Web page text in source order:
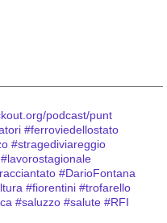
podcast/punt
#ferroviedellostato
#stragediviareggio
#lavorostagionale
#DarioFontana
#fiorentini #trofarello
#saluzzo #salute #RFI